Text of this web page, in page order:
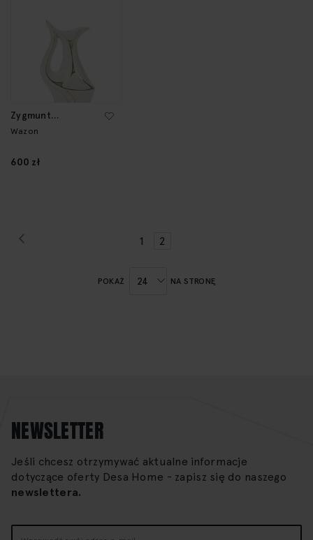
Zygmunt
Buksowicz
Wazon
600 zł
Strona
Strona
1
Aktualnie
2
POKAŻ NA STRONĘ
NEWSLETTER
Jeśli chcesz otrzymywać aktualne informacje
dotyczące oferty Desa Home - zapisz się do naszego
newslettera.